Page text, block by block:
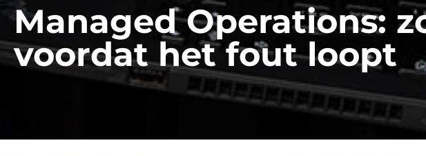
Managed Operations:
voordat het fout loopt